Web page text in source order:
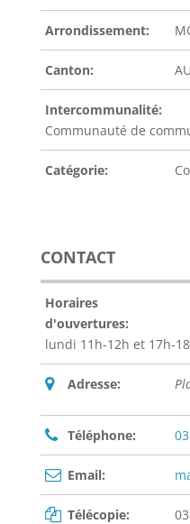
Arrondissement:
Canton:
Intercommunalité:
Communauté de
Catégorie:
CONTACT
Horaires
d'ouvertures:
lundi 11h-12h et 17h-
Adresse:
Téléphone:
Email:
Télécopie: